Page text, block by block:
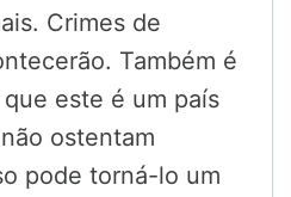
Crimes de
Também é
este é um país
ostentam
pode torná-lo um